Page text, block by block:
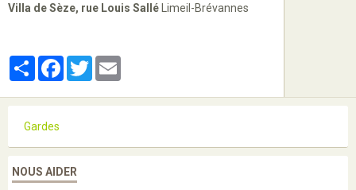
Villa de Sèze, rue Louis Sallé Limeil-Brévannes
PartagerFacebook
Twitter
Gardes
NOUS AIDER